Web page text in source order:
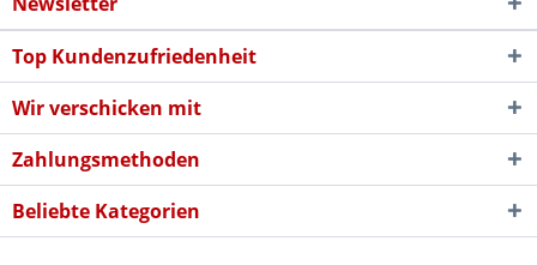
Top Kundenzufriedenheit
Wir verschicken mit
Zahlungsmethoden
Beliebte Kategorien